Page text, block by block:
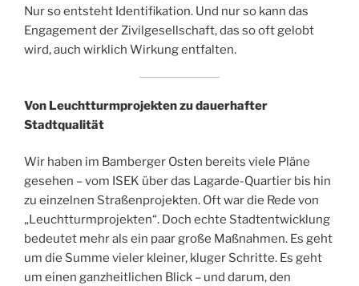
Nur so entsteht Identifikation. Und nur so kann das
Engagement der Zivilgesellschaft, das so oft gelobt
wird, auch wirklich Wirkung entfalten.
Von Leuchtturmprojekten zu dauerhafter
Stadtqualität
Wir haben im Bamberger Osten bereits viele Pläne
gesehen – vom ISEK über das Lagarde-Quartier bis hin
zu einzelnen Straßenprojekten. Oft war die Rede von
„Leuchtturmprojekten“. Doch echte Stadtentwicklung
bedeutet mehr als ein paar große Maßnahmen. Es geht
um die Summe vieler kleiner, kluger Schritte. Es geht
um einen ganzheitlichen Blick – und darum, den